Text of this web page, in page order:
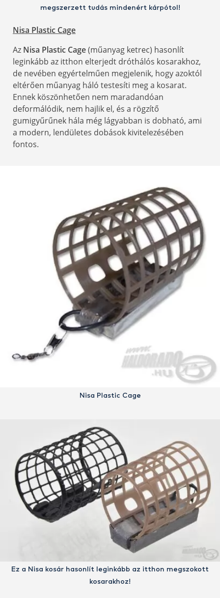
megszerzett tudás mindenért kárpótol!
Nisa Plastic Cage
Az Nisa Plastic Cage(műanyag ketrec) hasonlít
leginkább az itthon elterjedt dróthálós kosarakhoz,
de nevében egyértelműen megjelenik, hogy azoktól
eltérően műanyag háló testesíti meg a kosarat.
Ennek köszönhetően nem maradandóan
deformálódik, nem hajlik el, és a rögzítő
gumigyűrűnek hála még lágyabban is dobható, ami
a modern, lendületes dobások kivitelezésében
fontos.
Nisa Plastic Cage
Ez a Nisa kosár hasonlít leginkább az itthon megszokott
kosarakhoz!